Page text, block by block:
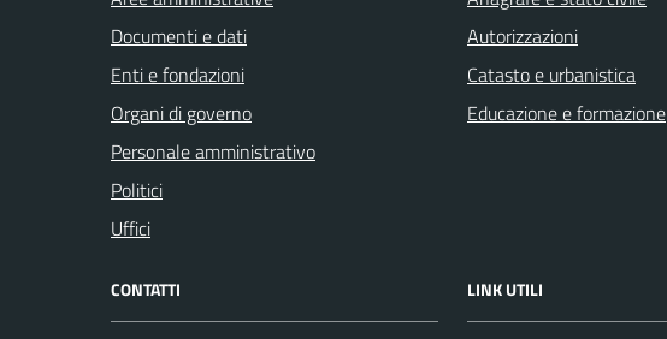
Documenti e dati
Enti e fondazioni
Organi di governo
Personale amministrativo
Politici
Uffici
Autorizzazioni
Catasto e urbanistica
Educazione e formazione
CONTATTI LINK UTILI